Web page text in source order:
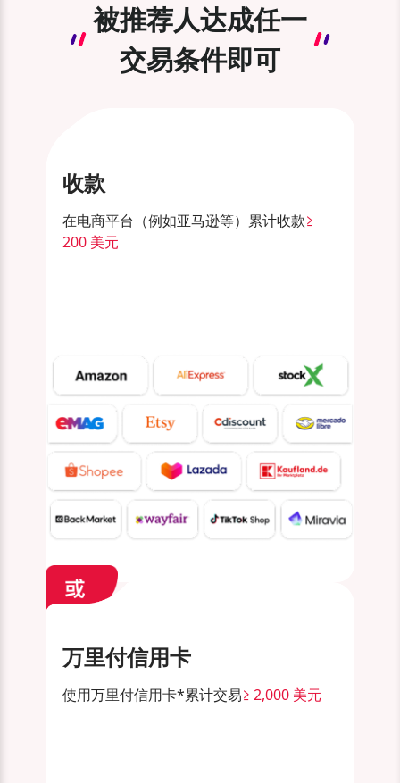
被推荐人达成任一
交易条件即可
收款
在电商平台（例如亚马逊等）累计收款≥
200 美元
万里付信用卡
使用万里付信用卡*累计交易≥ 2,000 美元